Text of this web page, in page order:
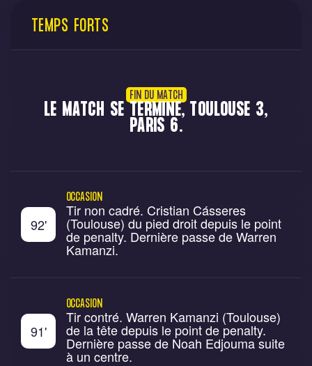
TEMPS FORTS
FIN DU MATCH
LE MATCH SE TERMINE, TOULOUSE 3,
PARIS 6.
92'
OCCASION
Tir non cadré. Cristian Cásseres
(Toulouse) du pied droit depuis le point
de penalty. Dernière passe de Warren
Kamanzi.
91'
OCCASION
Tir contré. Warren Kamanzi (Toulouse)
de la tête depuis le point de penalty.
Dernière passe de Noah Edjouma suite
à un centre.